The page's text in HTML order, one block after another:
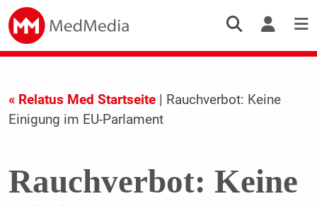
« Relatus Med Startseite| Rauchverbot: Keine
Einigung im EU-Parlament
Rauchverbot: Keine